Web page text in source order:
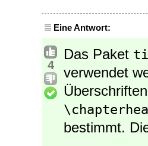
Eine Antwort:
4
Das Paket
verwendet
bestimmt.